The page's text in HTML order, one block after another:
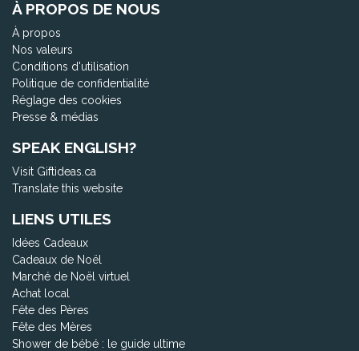
À PROPOS DE NOUS
À propos
Nos valeurs
Conditions d'utilisation
Politique de confidentialité
Réglage des cookies
Presse & médias
SPEAK ENGLISH?
Visit Giftideas.ca
Translate this website
LIENS UTILES
Idées Cadeaux
Cadeaux de Noël
Marché de Noël virtuel
Achat local
Fête des Pères
Fête des Mères
Shower de bébé : le guide ultime